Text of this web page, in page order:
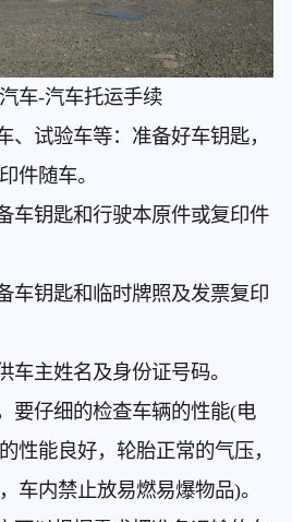
车-汽车托运手续
试验车等：准备好车钥匙，
件随车。
钥匙和行驶本原件或复印件
钥匙和临时牌照及发票复印
主姓名及身份证号码。
仔细的检查车辆的性能(电
性能良好，轮胎正常的气压，
车内禁止放易燃易爆物品)。